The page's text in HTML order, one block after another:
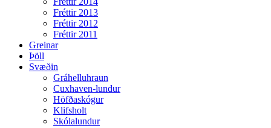
Fréttir 2013
Fréttir 2012
Fréttir 2011
Greinar
Þöll
Svæðin
Gráhelluhraun
Cuxhaven-lundur
Höfðaskógur
Klifsholt
Skólalundur